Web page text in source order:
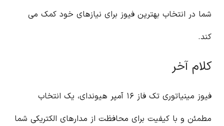
شما در انتخاب بهترین فیوز برای نیازهای خود کمک می
کند.
کلام آخر
فیوز مینیاتوری تک فاز ۱۶ آمپر هیوندای، یک انتخاب
مطمئن و با کیفیت برای محافظت از مدارهای الکتریکی شما